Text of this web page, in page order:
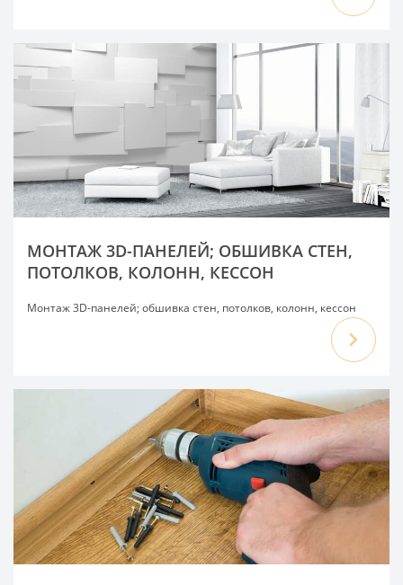
МОНТАЖ 3D-ПАНЕЛЕЙ; ОБШИВКА СТЕН,
ПОТОЛКОВ, КОЛОНН, КЕССОН
Монтаж 3D-панелей; обшивка стен, потолков, колонн, кессон